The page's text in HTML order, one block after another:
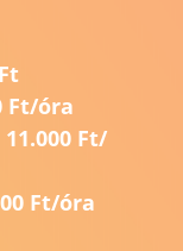
Ft/óra
11.000 Ft/
00 Ft/óra